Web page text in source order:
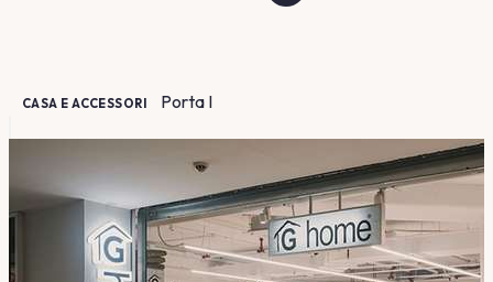
CASA E ACCESSORI Porta I